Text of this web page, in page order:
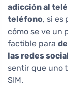
adicción al
teléfono, si es
cómo se ve un
factible para
las redes
sentir que uno
SIM.